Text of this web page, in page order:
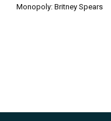
Monopoly: Britney Spears